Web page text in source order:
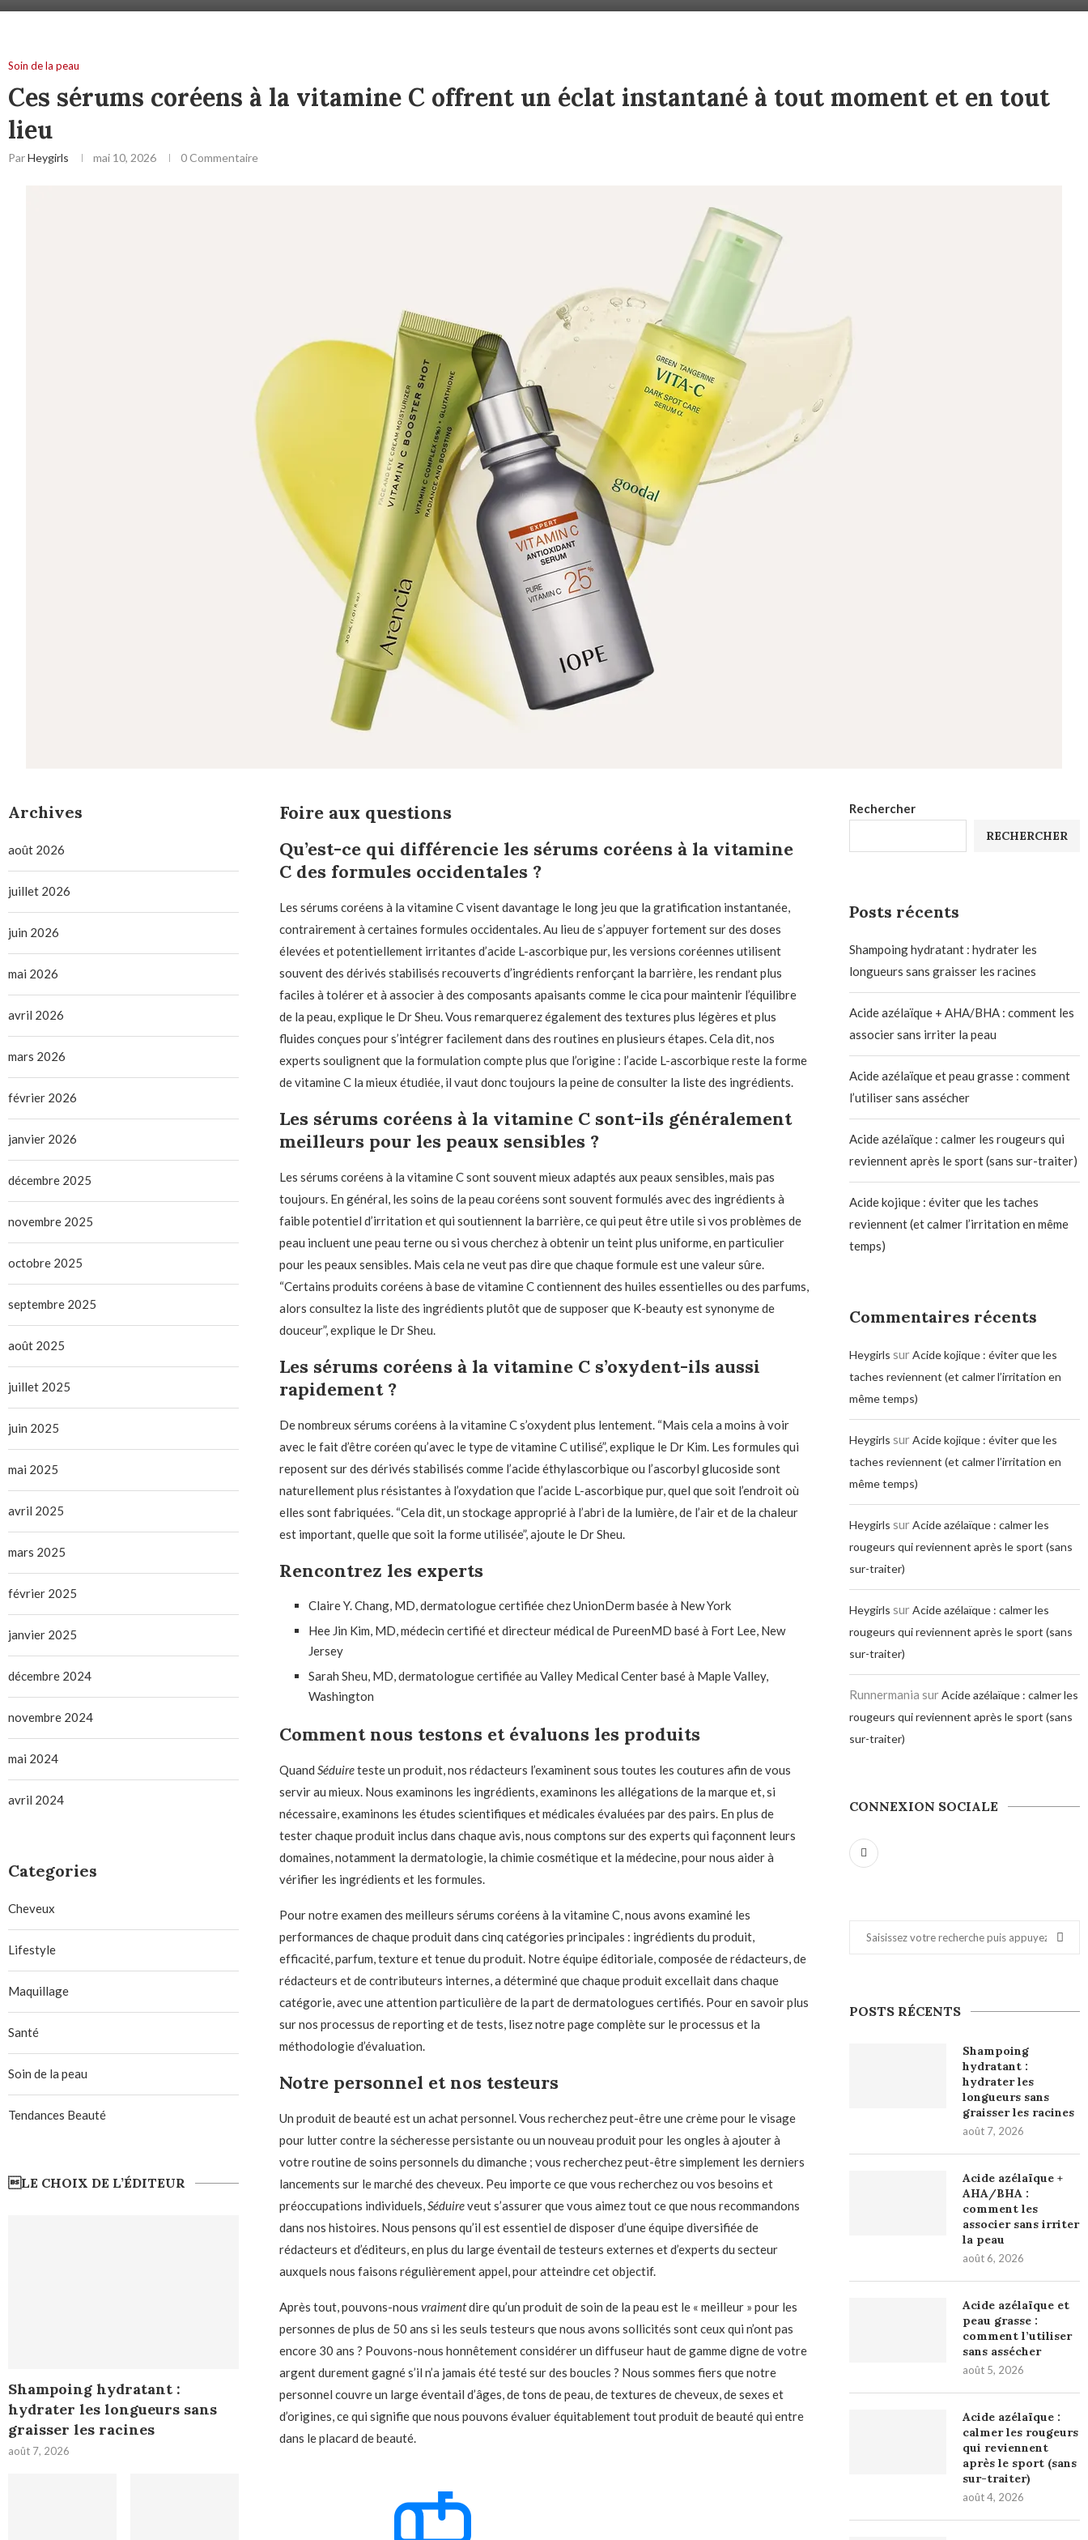
Soin de la peau
Ces sérums coréens à la vitamine C offrent un éclat instantané à tout moment et en tout
lieu
ParHeygirls mai 10, 2026 0 Commentaire
Foire aux questions
Qu’est-ce qui différencie les sérums coréens à la vitamine
C des formules occidentales ?
Les sérums coréens à la vitamine C visent davantage le long jeu que la gratification instantanée,
contrairement à certaines formules occidentales. Au lieu de s’appuyer fortement sur des doses
élevées et potentiellement irritantes d’acide L-ascorbique pur, les versions coréennes utilisent
souvent des dérivés stabilisés recouverts d’ingrédients renforçant la barrière, les rendant plus
faciles à tolérer et à associer à des composants apaisants comme le cica pour maintenir l’équilibre
de la peau, explique le Dr Sheu. Vous remarquerez également des textures plus légères et plus
fluides conçues pour s’intégrer facilement dans des routines en plusieurs étapes. Cela dit, nos
experts soulignent que la formulation compte plus que l’origine : l’acide L-ascorbique reste la forme
de vitamine C la mieux étudiée, il vaut donc toujours la peine de consulter la liste des ingrédients.
Les sérums coréens à la vitamine C sont-ils généralement
meilleurs pour les peaux sensibles ?
Les sérums coréens à la vitamine C sont souvent mieux adaptés aux peaux sensibles, mais pas
toujours. En général, les soins de la peau coréens sont souvent formulés avec des ingrédients à
faible potentiel d’irritation et qui soutiennent la barrière, ce qui peut être utile si vos problèmes de
peau incluent une peau terne ou si vous cherchez à obtenir un teint plus uniforme, en particulier
pour les peaux sensibles. Mais cela ne veut pas dire que chaque formule est une valeur sûre.
“Certains produits coréens à base de vitamine C contiennent des huiles essentielles ou des parfums,
alors consultez la liste des ingrédients plutôt que de supposer que K-beauty est synonyme de
douceur”, explique le Dr Sheu.
Les sérums coréens à la vitamine C s’oxydent-ils aussi
rapidement ?
De nombreux sérums coréens à la vitamine C s’oxydent plus lentement. “Mais cela a moins à voir
avec le fait d’être coréen qu’avec le type de vitamine C utilisé”, explique le Dr Kim. Les formules qui
reposent sur des dérivés stabilisés comme l’acide éthylascorbique ou l’ascorbyl glucoside sont
naturellement plus résistantes à l’oxydation que l’acide L-ascorbique pur, quel que soit l’endroit où
elles sont fabriquées. “Cela dit, un stockage approprié à l’abri de la lumière, de l’air et de la chaleur
est important, quelle que soit la forme utilisée”, ajoute le Dr Sheu.
Rencontrez les experts
Claire Y. Chang, MD, dermatologue certifiée chez UnionDerm basée à New York
Hee Jin Kim, MD, médecin certifié et directeur médical de PureenMD basé à Fort Lee, New
Jersey
Sarah Sheu, MD, dermatologue certifiée au Valley Medical Center basé à Maple Valley,
Washington
Comment nous testons et évaluons les produits
Quand Séduireteste un produit, nos rédacteurs l’examinent sous toutes les coutures afin de vous
servir au mieux. Nous examinons les ingrédients, examinons les allégations de la marque et, si
nécessaire, examinons les études scientifiques et médicales évaluées par des pairs. En plus de
tester chaque produit inclus dans chaque avis, nous comptons sur des experts qui façonnent leurs
domaines, notamment la dermatologie, la chimie cosmétique et la médecine, pour nous aider à
vérifier les ingrédients et les formules.
Pour notre examen des meilleurs sérums coréens à la vitamine C, nous avons examiné les
performances de chaque produit dans cinq catégories principales : ingrédients du produit,
efficacité, parfum, texture et tenue du produit. Notre équipe éditoriale, composée de rédacteurs, de
rédacteurs et de contributeurs internes, a déterminé que chaque produit excellait dans chaque
catégorie, avec une attention particulière de la part de dermatologues certifiés. Pour en savoir plus
sur nos processus de reporting et de tests, lisez notre page complète sur le processus et la
méthodologie d’évaluation.
Notre personnel et nos testeurs
Un produit de beauté est un achat personnel. Vous recherchez peut-être une crème pour le visage
pour lutter contre la sécheresse persistante ou un nouveau produit pour les ongles à ajouter à
votre routine de soins personnels du dimanche ; vous recherchez peut-être simplement les derniers
lancements sur le marché des cheveux. Peu importe ce que vous recherchez ou vos besoins et
préoccupations individuels,Séduireveut s’assurer que vous aimez tout ce que nous recommandons
dans nos histoires. Nous pensons qu’il est essentiel de disposer d’une équipe diversifiée de
rédacteurs et d’éditeurs, en plus du large éventail de testeurs externes et d’experts du secteur
auxquels nous faisons régulièrement appel, pour atteindre cet objectif.
Après tout, pouvons-nous vraimentdire qu’un produit de soin de la peau est le « meilleur » pour les
personnes de plus de 50 ans si les seuls testeurs que nous avons sollicités sont ceux qui n’ont pas
encore 30 ans ? Pouvons-nous honnêtement considérer un diffuseur haut de gamme digne de votre
argent durement gagné s’il n’a jamais été testé sur des boucles ? Nous sommes fiers que notre
personnel couvre un large éventail d’âges, de tons de peau, de textures de cheveux, de sexes et
d’origines, ce qui signifie que nous pouvons évaluer équitablement tout produit de beauté qui entre
dans le placard de beauté.
Rechercher
RECHERCHER
Posts récents
Shampoing hydratant : hydrater les
longueurs sans graisser les racines
Acide azélaïque + AHA/BHA : comment les
associer sans irriter la peau
Acide azélaïque et peau grasse : comment
l’utiliser sans assécher
Acide azélaïque : calmer les rougeurs qui
reviennent après le sport (sans sur-traiter)
Acide kojique : éviter que les taches
reviennent (et calmer l’irritation en même
temps)
Commentaires récents
Heygirls surAcide kojique : éviter que les
taches reviennent (et calmer l’irritation en
même temps)
Heygirls surAcide kojique : éviter que les
taches reviennent (et calmer l’irritation en
même temps)
Heygirls surAcide azélaïque : calmer les
rougeurs qui reviennent après le sport (sans
sur-traiter)
Heygirls surAcide azélaïque : calmer les
rougeurs qui reviennent après le sport (sans
sur-traiter)
Runnermania surAcide azélaïque : calmer les
rougeurs qui reviennent après le sport (sans
sur-traiter)
CONNEXION SOCIALE
POSTS RÉCENTS
Shampoing
hydratant :
hydrater les
longueurs sans
graisser les racines
août 7, 2026
Acide azélaïque +
AHA/BHA :
comment les
associer sans irriter
la peau
août 6, 2026
Acide azélaïque et
peau grasse :
comment l’utiliser
sans assécher
août 5, 2026
Acide azélaïque :
calmer les rougeurs
qui reviennent
après le sport (sans
sur-traiter)
août 4, 2026
Archives
août 2026
juillet 2026
juin 2026
mai 2026
avril 2026
mars 2026
février 2026
janvier 2026
décembre 2025
novembre 2025
octobre 2025
septembre 2025
août 2025
juillet 2025
juin 2025
mai 2025
avril 2025
mars 2025
février 2025
janvier 2025
décembre 2024
novembre 2024
mai 2024
avril 2024
Categories
Cheveux
Lifestyle
Maquillage
Santé
Soin de la peau
Tendances Beauté
LE CHOIX DE L’ÉDITEUR
Shampoing hydratant :
hydrater les longueurs sans
graisser les racines
août 7, 2026